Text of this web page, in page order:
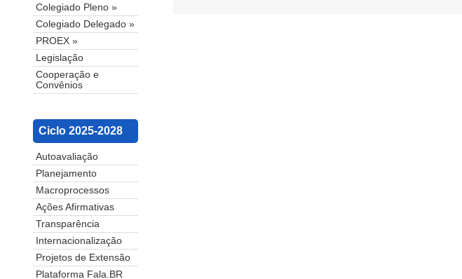
Colegiado Pleno »
Colegiado Delegado »
PROEX »
Legislação
Cooperação e
Convênios
Ciclo 2025-2028
Autoavaliação
Planejamento
Macroprocessos
Ações Afirmativas
Transparência
Internacionalização
Projetos de Extensão
Plataforma Fala.BR